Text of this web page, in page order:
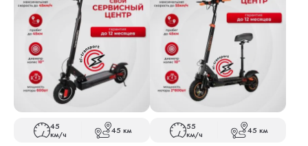
45
км/ч 45 км 55
км/ч 45 км